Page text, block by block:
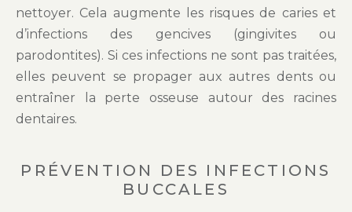
nettoyer. Cela augmente les risques de caries et
d’infections des gencives (gingivites ou
parodontites). Si ces infections ne sont pas traitées,
elles peuvent se propager aux autres dents ou
entraîner la perte osseuse autour des racines
dentaires.
PRÉVENTION DES INFECTIONS
BUCCALES